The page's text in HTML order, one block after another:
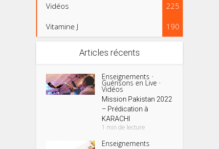
Vidéos 225
Vitamine J 190
Articles récents
Enseignements •
Guérisons en Live •
Vidéos
Mission Pakistan 2022
– Prédication à
KARACHI
1 min de lecture
Enseignements